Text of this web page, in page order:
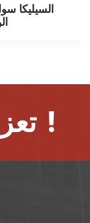
السيليكا
تعزيز عملك معنا !